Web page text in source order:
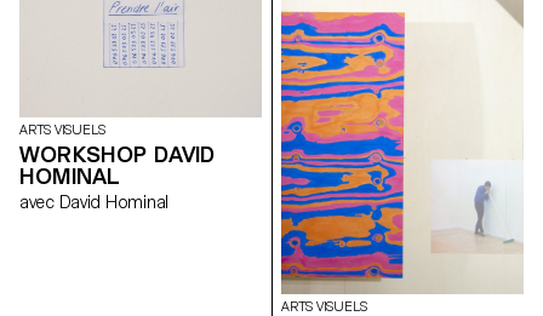
ARTS VISUELS
WORKSHOP DAVID
HOMINAL
avec David Hominal
ARTS VISUELS